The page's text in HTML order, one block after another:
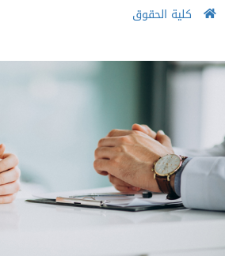
كلية الحقوق